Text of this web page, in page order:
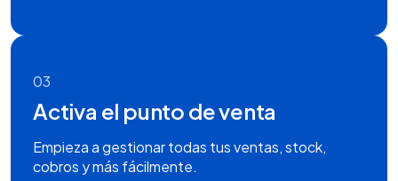
03
Activa el punto de venta
Empieza a gestionar todas tus ventas, stock,
cobros y más fácilmente.